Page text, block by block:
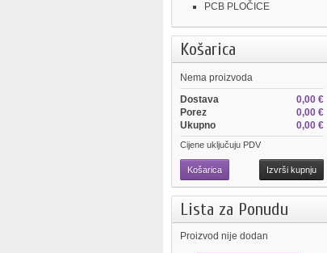
PCB PLOČICE
Košarica
Nema proizvoda
0,00 €
Dostava
0,00 €
Porez
0,00 €
Ukupno
Cijene uključuju PDV
Košarica Izvrši kupnju
Lista za Ponudu
Proizvod nije dodan